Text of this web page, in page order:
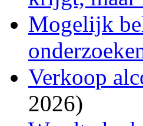
Mogelijk
Verkoop
2026)